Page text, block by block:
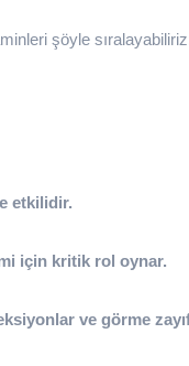
şöyle
etkilidir.
için kritik rol oynar.
ve görme